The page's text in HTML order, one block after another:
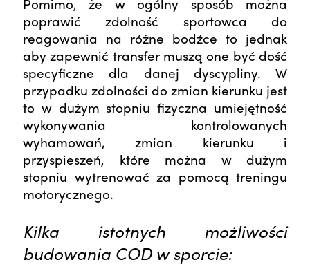
poprawić zdolność sportowca do
reagowania na różne bodźce to jednak
aby zapewnić transfer muszą one być dość
specyficzne dla danej dyscypliny. W
przypadku zdolności do zmian kierunku jest
to w dużym stopniu fizyczna umiejętność
wykonywania kontrolowanych
wyhamowań, zmian kierunku i
przyspieszeń, które można w dużym
stopniu wytrenować za pomocą treningu
motorycznego.
Kilka istotnych możliwości
budowania COD w sporcie: